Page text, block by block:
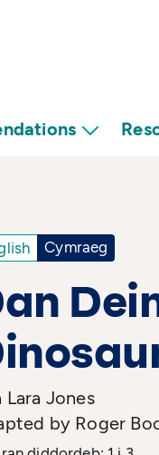
Cymraeg
Lara Jones
by Roger